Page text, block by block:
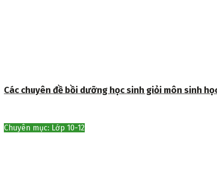
Các chuyên đề bồi dưỡng học sinh giỏi môn sinh
Chuyên mục: Lớp 10-12